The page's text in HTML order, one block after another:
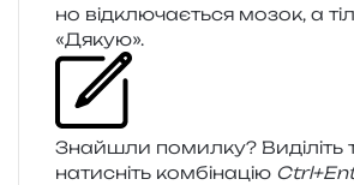
но від­клю­ча­є­ться мозок, а
«Дякую».
Знайшли помил­ку? Виділіть
нати­сніть ком­бі­на­цію